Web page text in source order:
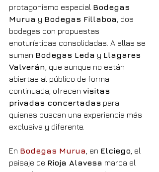
protagonismo especial Bodegas
Murua y Bodegas Fillaboa , dos
bodegas con propuestas
enoturísticas consolidadas. A ellas se
suman Bodegas Leda y Llagares
Valverán , que aunque no están
abiertas al público de forma
continuada, ofrecen visitas
privadas concertadas para
quienes buscan una experiencia más
exclusiva y diferente.
En Bodegas Murua , en Elciego , el
paisaje de Rioja Alavesa marca el